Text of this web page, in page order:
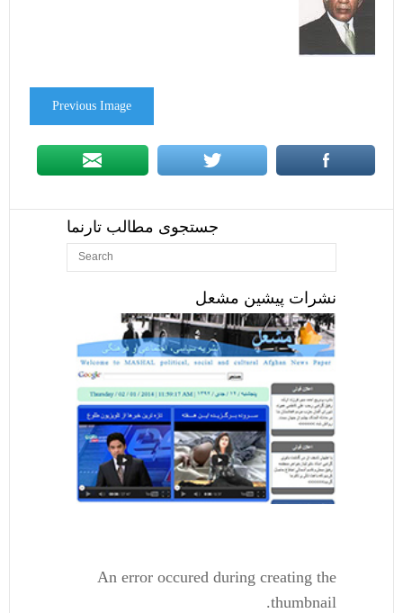
Previous Image
جستجوی مطالب تارنما
نشرات پیشین مشعل
An error occured during creating the
thumbnail.